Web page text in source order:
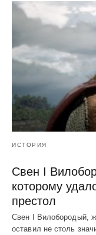
ИСТОРИЯ
Свен I
которому
престол
Свен I Вилобородый,
оставил не столь